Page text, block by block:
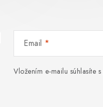
Email
Vložením e-mailu súhlasíte s